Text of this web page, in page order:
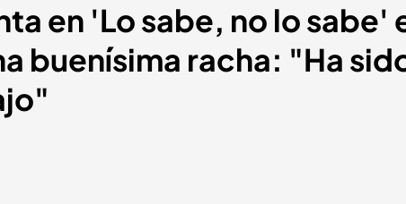
en 'Lo sabe, no lo sabe'
buenísima racha: "Ha